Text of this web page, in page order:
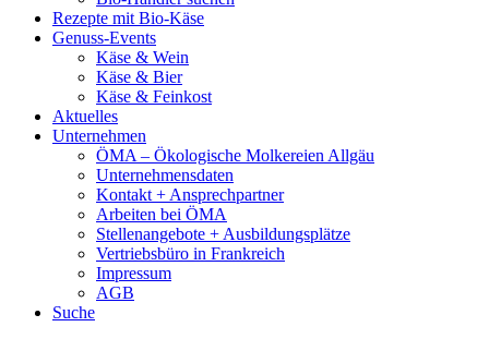
Rezepte mit Bio-Käse
Genuss-Events
Käse & Wein
Käse & Bier
Käse & Feinkost
Aktuelles
Unternehmen
ÖMA – Ökologische Molkereien Allgäu
Unternehmensdaten
Kontakt + Ansprechpartner
Arbeiten bei ÖMA
Stellenangebote + Ausbildungsplätze
Vertriebsbüro in Frankreich
Impressum
AGB
Suche